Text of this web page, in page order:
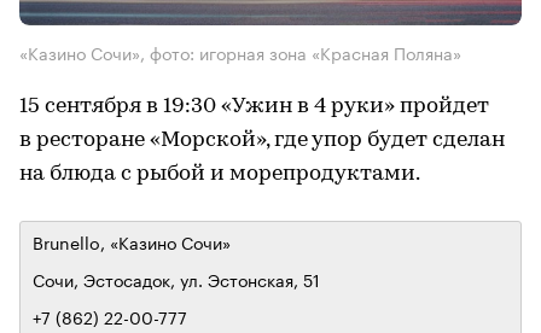
«Казино Сочи», фото: игорная зона «Красная Поляна»
15 сентября в 19:30 «Ужин в 4 руки» пройдет
в ресторане «Морской», где упор будет сделан
на блюда с рыбой и морепродуктами.
Brunello, «Казино Сочи»
Сочи, Эстосадок, ул. Эстонская, 51
+7 (862) 22-00-777